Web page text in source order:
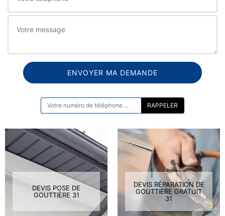
DEVIS POSE DE
GOUTTIÈRE 31
DEVIS RÉPARATION DE
GOUTTIÈRE GRATUIT
31